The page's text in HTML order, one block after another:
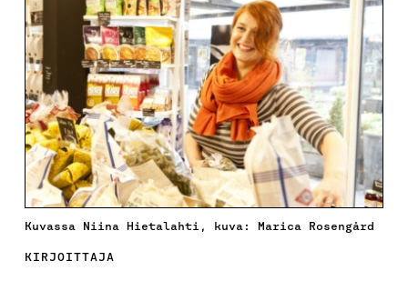
Kuvassa Niina Hietalahti, kuva: Marica Rosengård
KIRJOITTAJA